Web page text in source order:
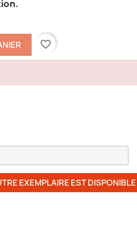
favorite_border
EXEMPLAIRE EST DISPONIBLE